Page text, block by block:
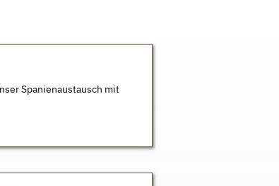
Spanienaustausch mit